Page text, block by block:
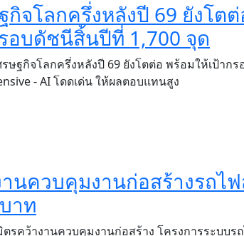
กิจโลกครึ่งหลังปี 69 ยังโต
อบดัชนีสิ้นปีที่ 1,700 จุด
รษฐกิจโลกครึ่งหลังปี 69 ยังโตต่อ พร้อมให้เป้า
- AI โดดเด่น ให้ผลตอบแทนสูง
านควบคุมงานก่อสร้างรถ
าท
รคว้างานควบคุมงานก่อสร้าง โครงการระบบ